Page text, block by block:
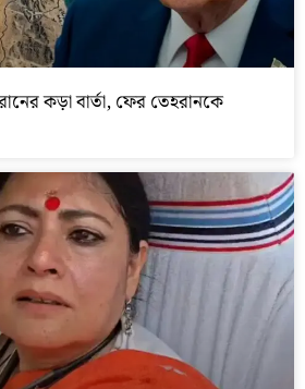
কড়া বার্তা, ফের তেহরানকে